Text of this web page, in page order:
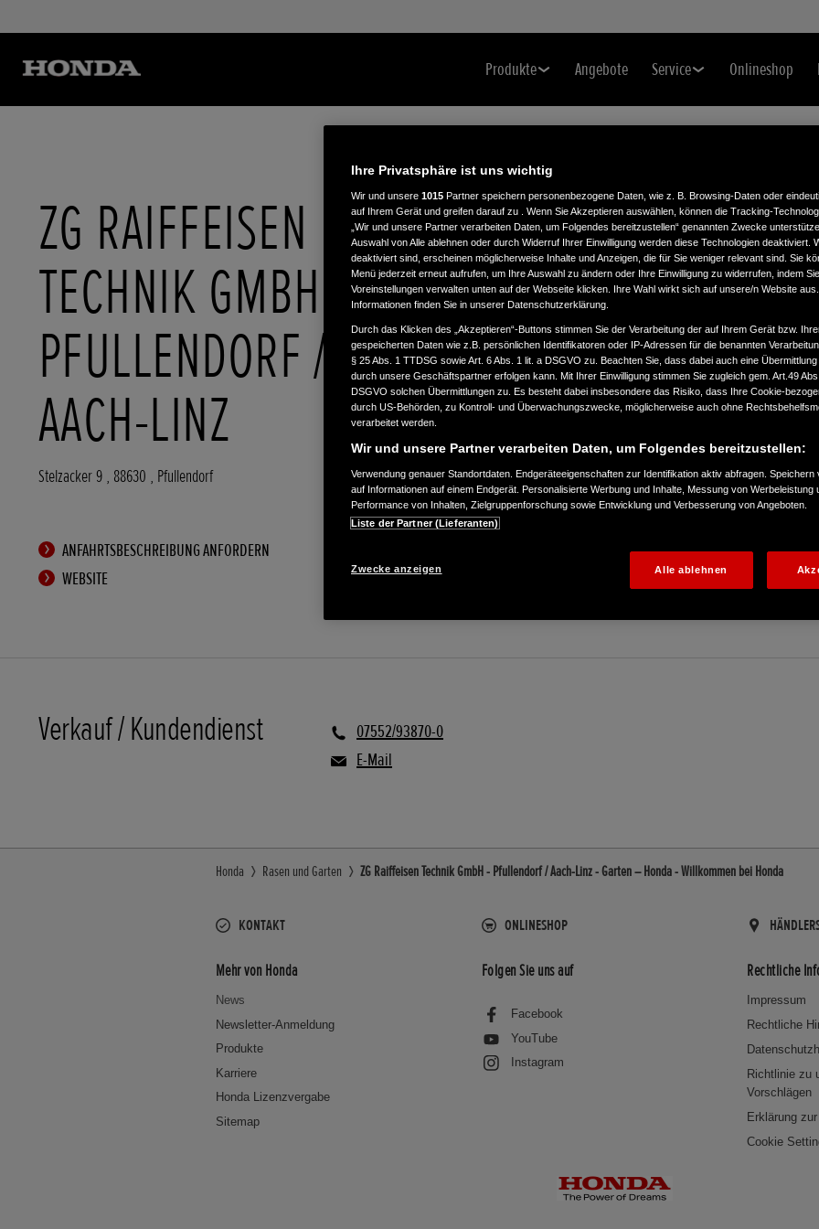
Produkte Angebote Service Onlineshop
ZG RAIFFEISEN
TECHNIK GMBH -
PFULLENDORF /
AACH-LINZ
Stelzacker 9 , 88630 , Pfullendorf
ANFAHRTSBESCHREIBUNG ANFORDERN
WEBSITE
Verkauf / Kundendienst
07552/93870-0
E-Mail
Honda Rasen und Garten ZG Raiffeisen Technik GmbH - Pfullendorf / Aach-Linz - Garten – Honda - Willkommen bei Honda
KONTAKT ONLINESHOP
Mehr von Honda
News
Newsletter-Anmeldung
Produkte
Karriere
Honda Lizenzvergabe
Sitemap
Folgen Sie uns auf
Facebook
YouTube
Instagram
Rechtliche
Impressum
Rechtliche
Richtlinie zu
Vorschlägen
Erklärung
Cookie
Ihre Privatsphäre ist uns wichtig
Wir und unsere 1015 Partner speichern personenbezogene Daten, wie z. B. Browsing-Daten oder
auf Ihrem Gerät und greifen darauf zu . Wenn Sie Akzeptieren auswählen, können die Tracking-
„Wir und unsere Partner verarbeiten Daten, um Folgendes bereitzustellen“ genannten Zwecke
Auswahl von Alle ablehnen oder durch Widerruf Ihrer Einwilligung werden diese Technologien deaktiviert.
deaktiviert sind, erscheinen möglicherweise Inhalte und Anzeigen, die für Sie weniger relevant sind. Sie
Menü jederzeit erneut aufrufen, um Ihre Auswahl zu ändern oder Ihre Einwilligung zu widerrufen, indem
Voreinstellungen verwalten unten auf der Webseite klicken. Ihre Wahl wirkt sich auf unsere/n Website
Informationen finden Sie in unserer Datenschutzerklärung.
Durch das Klicken des „Akzeptieren“-Buttons stimmen Sie der Verarbeitung der auf Ihrem Gerät bzw.
gespeicherten Daten wie z.B. persönlichen Identifikatoren oder IP-Adressen für die benannten
§ 25 Abs. 1 TTDSG sowie Art. 6 Abs. 1 lit. a DSGVO zu. Beachten Sie, dass dabei auch eine Übermittlung
durch unsere Geschäftspartner erfolgen kann. Mit Ihrer Einwilligung stimmen Sie zugleich gem. Art.49
DSGVO solchen Übermittlungen zu. Es besteht dabei insbesondere das Risiko, dass Ihre Cookie-
durch US-Behörden, zu Kontroll- und Überwachungszwecke, möglicherweise auch ohne
verarbeitet werden.
Wir und unsere Partner verarbeiten Daten, um Folgendes bereitzustellen:
Verwendung genauer Standortdaten. Endgeräteeigenschaften zur Identifikation aktiv abfragen. Speichern
auf Informationen auf einem Endgerät. Personalisierte Werbung und Inhalte, Messung von Werbeleistung
Performance von Inhalten, Zielgruppenforschung sowie Entwicklung und Verbesserung von Angeboten.
Liste der Partner (Lieferanten)
Zwecke anzeigen Alle ablehnen